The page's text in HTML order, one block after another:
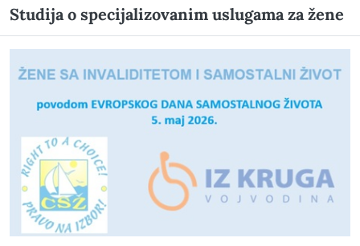
Studija o specijalizovanim uslugama za žene